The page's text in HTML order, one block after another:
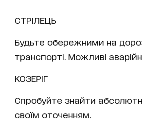
СТРІЛЕЦЬ
Будьте обережними на
транспорті. Можливі
КОЗЕРІГ
Спробуйте знайти
своїм оточенням.